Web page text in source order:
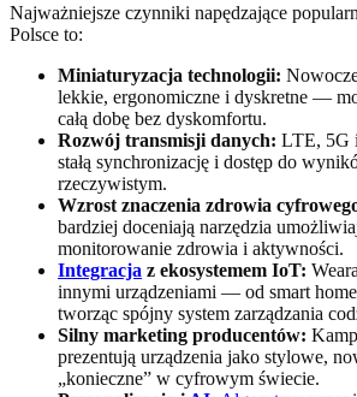
Najważniejsze czynniki napędzające
Polsce to:
Miniaturyzacja technologii:
lekkie, ergonomiczne i dyskretne —
całą dobę bez dyskomfortu.
Rozwój transmisji danych: LTE, 5G
stałą synchronizację i dostęp do
rzeczywistym.
Wzrost znaczenia zdrowia
bardziej doceniają narzędzia
monitorowanie zdrowia i aktywności.
Integracja z ekosystemem IoT:
innymi urządzeniami — od smart
tworząc spójny system zarządzania
Silny marketing producentów:
prezentują urządzenia jako stylowe,
„konieczne” w cyfrowym świecie.